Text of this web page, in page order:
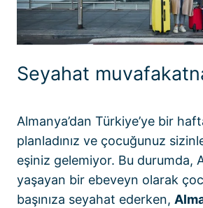
Seyahat
Almanya’dan Türkiye’ye bir
planladınız ve çocuğunuz
eşiniz gelemiyor. Bu durumda,
yaşayan bir ebeveyn olarak
başınıza seyahat ederken,